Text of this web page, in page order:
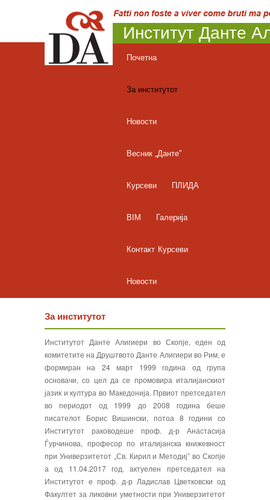
Институт Данте
Почетна
За институтот
Новости
Весник „Данте”
Курсеви ПЛИДА
BIM Галерија
Контакт Курсеви
Новости
За институтот
Институтот Данте Алигиери во Скопје, еден од
комитетите на Друштвото Данте Алигиери во Рим, е
формиран на 24 март 1999 година од група
основачи, со цел да се промовира италијанскиот
јазик и култура во Македонија. Првиот претседател
во периодот од 1999 до 2008 година беше
писателот Борис Вишински, потоа 8 години со
Институтот раководеше проф. д-р Анастасија
Ѓурчинова, професор по италијанска книжевност
при Универзитетот „Св. Кирил и Методиј” во Скопје
а од 11.04.2017 год. актуелен претседател на
Институтот е проф. д-р Ладислав Цветковски од
Факултет за ликовни уметности при Универзитетот